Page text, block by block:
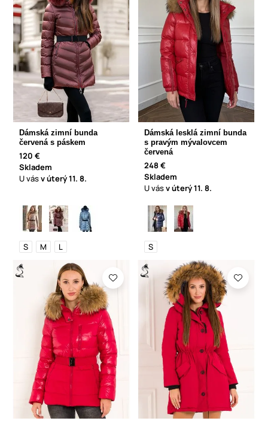
Dámská zimní bunda
červená s páskem
120 €
Skladem
U vásv úterý11. 8.
S M L
Dámská lesklá zimní bunda
s pravým mývalovcem
červená
248 €
Skladem
U vásv úterý11. 8.
S